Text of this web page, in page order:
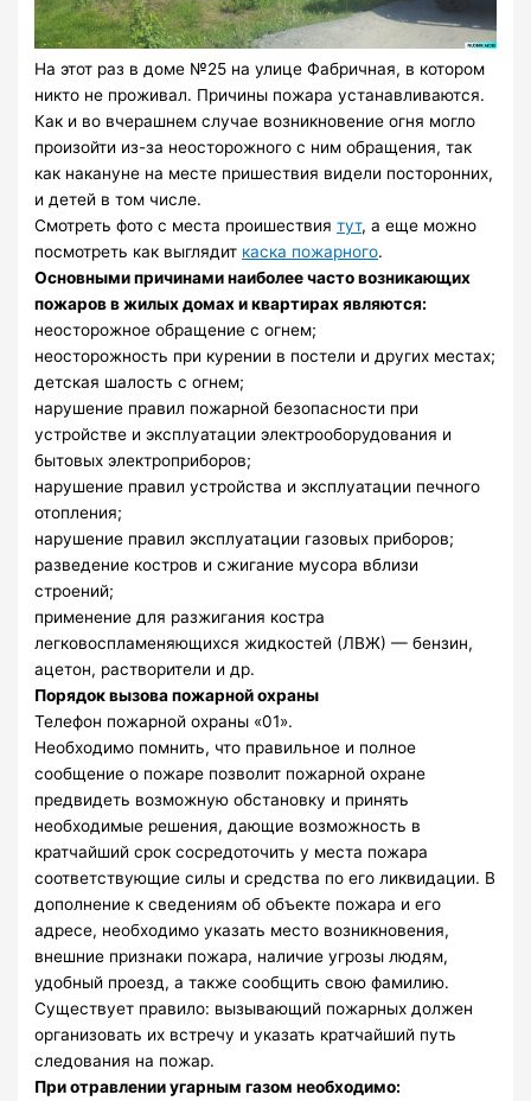
На этот раз в доме №25 на улице Фабричная, в котором
никто не проживал. Причины пожара устанавливаются.
Как и во вчерашнем случае возникновение огня могло
произойти из-за неосторожного с ним обращения, так
как накануне на месте пришествия видели посторонних,
и детей в том числе.
Смотреть фото с места проишествиятут, а еще можно
посмотреть как выглядит каска пожарного.
Основными причинами наиболее часто возникающих
пожаров в жилых домах и квартирах являются:
неосторожное обращение с огнем;
неосторожность при курении в постели и других местах;
детская шалость с огнем;
нарушение правил пожарной безопасности при
устройстве и эксплуатации электрооборудования и
бытовых электроприборов;
нарушение правил устройства и эксплуатации печного
отопления;
нарушение правил эксплуатации газовых приборов;
разведение костров и сжигание мусора вблизи
строений;
применение для разжигания костра
легковоспламеняющихся жидкостей (ЛВЖ) — бензин,
ацетон, растворители и др.
Порядок вызова пожарной охраны
Телефон пожарной охраны «01».
Необходимо помнить, что правильное и полное
сообщение о пожаре позволит пожарной охране
предвидеть возможную обстановку и принять
необходимые решения, дающие возможность в
кратчайший срок сосредоточить у места пожара
соответствующие силы и средства по его ликвидации. В
дополнение к сведениям об объекте пожара и его
адресе, необходимо указать место возникновения,
внешние признаки пожара, наличие угрозы людям,
удобный проезд, а также сообщить свою фамилию.
Существует правило: вызывающий пожарных должен
организовать их встречу и указать кратчайший путь
следования на пожар.
При отравлении угарным газом необходимо: